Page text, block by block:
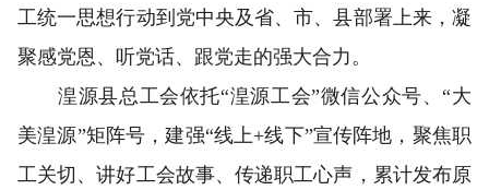
工统一思想行动到党中央及省、市、县部署上来，凝
聚感党恩、听党话、跟党走的强大合力。
湟源县总工会依托“湟源工会”微信公众号、“大
美湟源”矩阵号，建强“线上+线下”宣传阵地，聚焦职
工关切、讲好工会故事、传递职工心声，累计发布原